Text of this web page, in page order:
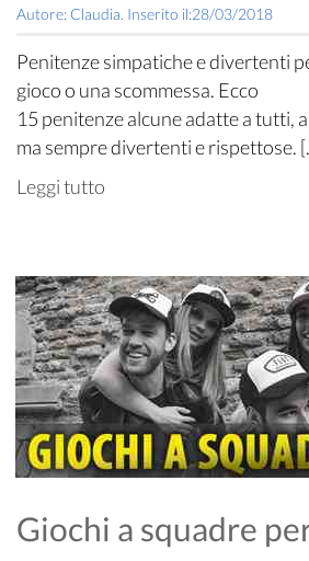
Autore: Claudia. Inserito il:28/03/2018
Penitenze simpatiche e divertenti
gioco o una scommessa. Ecco
15 penitenze alcune adatte a tutti,
ma sempre divertenti e rispettose.
Leggi tutto
Giochi a squadre